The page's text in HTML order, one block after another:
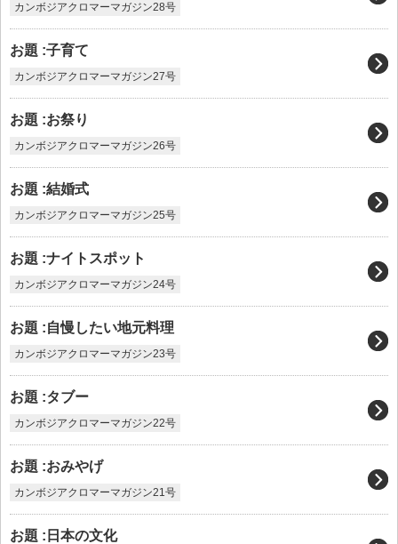
カンボジアクロマーマガジン28号
お題 :子育て
カンボジアクロマーマガジン27号
お題 :お祭り
カンボジアクロマーマガジン26号
お題 :結婚式
カンボジアクロマーマガジン25号
お題 :ナイトスポット
カンボジアクロマーマガジン24号
お題 :自慢したい地元料理
カンボジアクロマーマガジン23号
お題 :タブー
カンボジアクロマーマガジン22号
お題 :おみやげ
カンボジアクロマーマガジン21号
お題 :日本の文化